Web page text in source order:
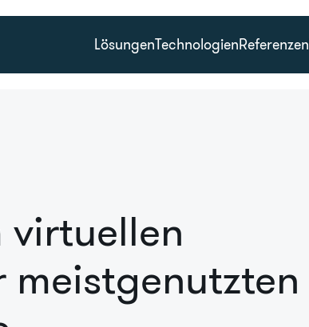
LösungenTechnologienReferenzen
virtuellen